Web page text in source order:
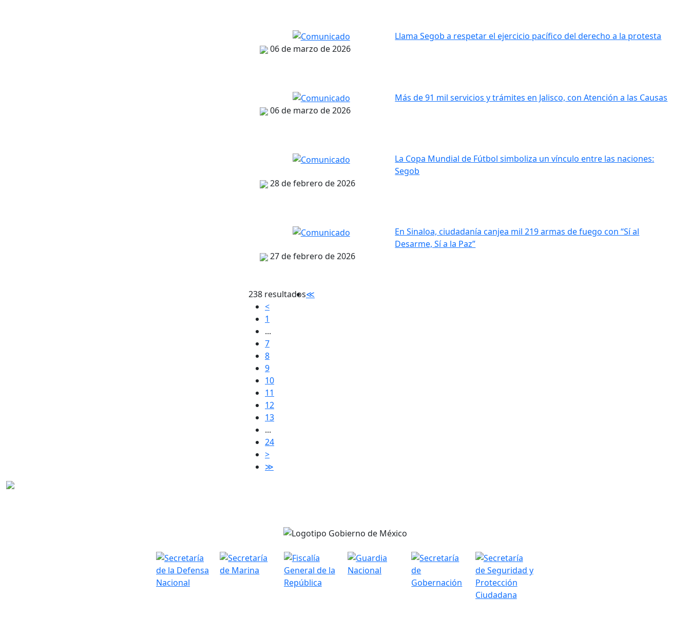
Llama Segob a respetar el ejercicio pacífico del derecho a la protesta
06 de marzo de 2026
Más de 91 mil servicios y trámites en Jalisco, con Atención a las Causas
06 de marzo de 2026
La Copa Mundial de Fútbol simboliza un vínculo entre las naciones:
Segob
28 de febrero de 2026
En Sinaloa, ciudadanía canjea mil 219 armas de fuego con “Sí al
Desarme, Sí a la Paz”
27 de febrero de 2026
238 resultados≪
<
1
...
7
8
9
10
11
12
13
...
24
>
≫